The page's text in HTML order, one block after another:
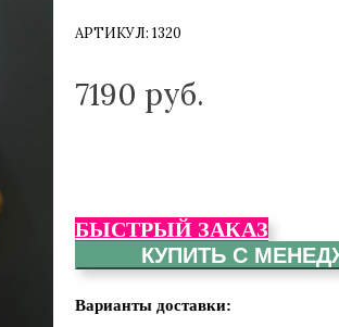
АРТИКУЛ:1320
7190 руб.
БЫСТРЫЙ ЗАКАЗ
КУПИТЬ С
Варианты доставки: